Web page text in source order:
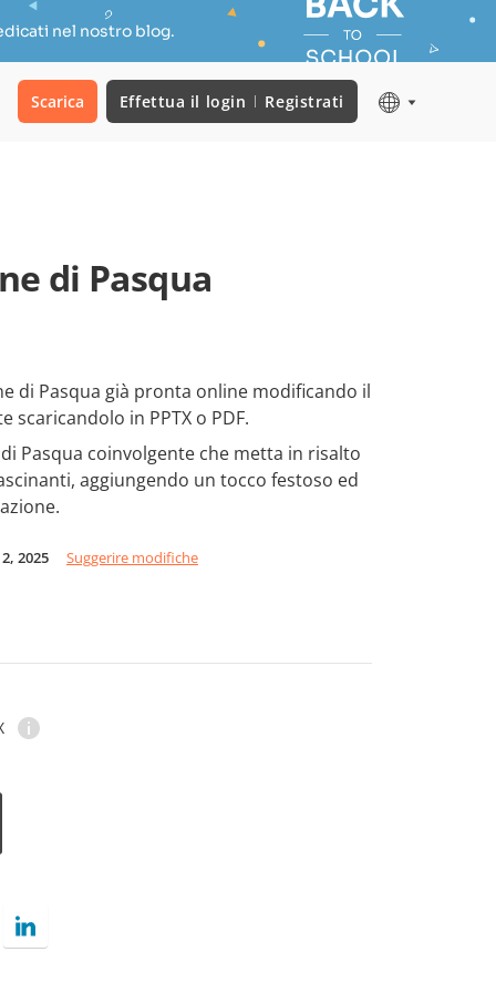
nel nostro blog.
Scarica Effettua il login Registrati
di Pasqua
di Pasqua già pronta online modificando il
scaricandolo in PPTX o PDF.
Pasqua coinvolgente che metta in risalto
aggiungendo un tocco festoso ed
2025 Suggerire modifiche